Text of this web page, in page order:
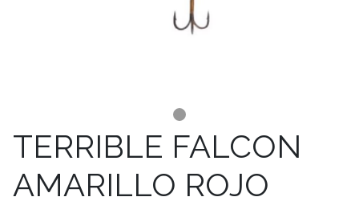
TERRIBLE FALCON
AMARILLO ROJO